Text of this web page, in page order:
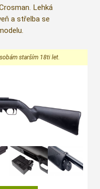
Lehká
a střelba se
starším 18ti let.